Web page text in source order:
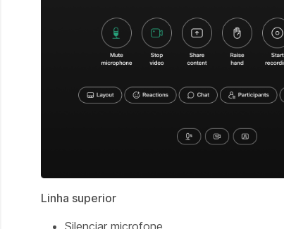
Linha superior
Silenciar microfone